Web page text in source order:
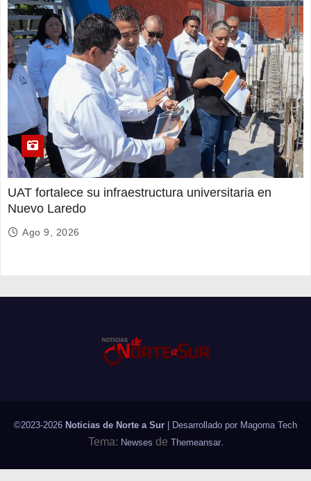
UAT fortalece su infraestructura universitaria en
Nuevo Laredo
Ago 9, 2026
©2023-2026 Noticias de Norte a Sur | Desarrollado por Magoma Tech
Tema: Newses de Themeansar.